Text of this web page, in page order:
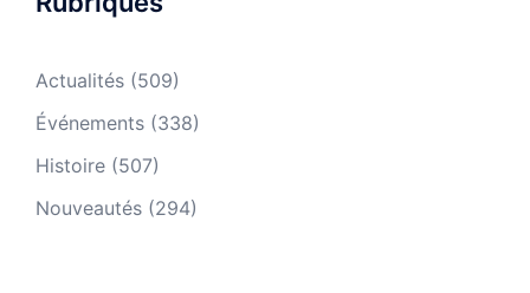
Actualités (509)
Événements (338)
Histoire (507)
Nouveautés (294)